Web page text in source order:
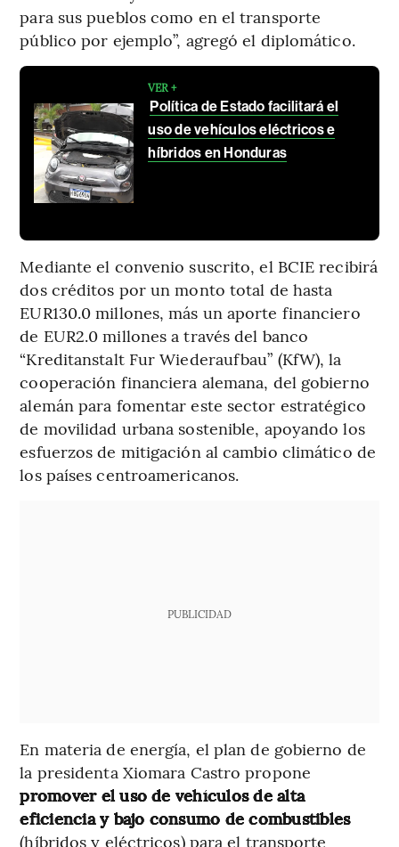
para sus pueblos como en el transporte
público por ejemplo”, agregó el diplomático.
VER +
Política de Estado facilitará el
uso de vehículos eléctricos e
híbridos en Honduras
Mediante el convenio suscrito, el BCIE recibirá
dos créditos por un monto total de hasta
EUR130.0 millones, más un aporte financiero
de EUR2.0 millones a través del banco
“Kreditanstalt Fur Wiederaufbau” (KfW), la
cooperación financiera alemana, del gobierno
alemán para fomentar este sector estratégico
de movilidad urbana sostenible, apoyando los
esfuerzos de mitigación al cambio climático de
los países centroamericanos.
PUBLICIDAD
En materia de energía, el plan de gobierno de
la presidenta Xiomara Castro propone
promover el uso de vehículos de alta
eficiencia y bajo consumo de combustibles
(híbridos y eléctricos) para el transporte